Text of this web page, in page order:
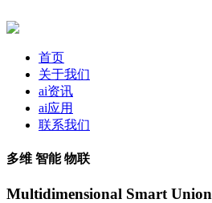
首页
关于我们
ai资讯
ai应用
联系我们
多维 智能 物联
Multidimensional Smart Union